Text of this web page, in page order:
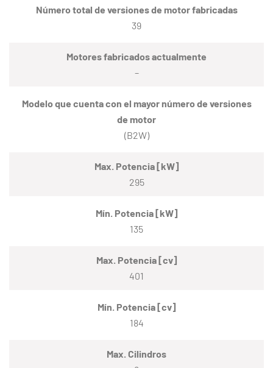
Número total de versiones de motor fabricadas
39
Motores fabricados actualmente
–
Modelo que cuenta con el mayor número de versiones
de motor
(B2W)
Max. Potencia [kW]
295
Mín. Potencia [kW]
135
Max. Potencia [cv]
401
Mín. Potencia [cv]
184
Max. Cilindros